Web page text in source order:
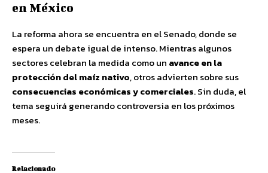
en México
La reforma ahora se encuentra en el Senado, donde se
espera un debate igual de intenso. Mientras algunos
sectores celebran la medida como un avance en la
protección del maíz nativo, otros advierten sobre sus
consecuencias económicas y comerciales. Sin duda, el
tema seguirá generando controversia en los próximos
meses.
Relacionado